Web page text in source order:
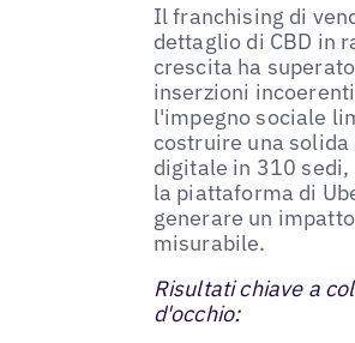
Il franchising di
dettaglio di CBD in
crescita ha
inserzioni
l'impegno sociale
costruire una solida
digitale in 310 sedi,
la piattaforma di
generare un impatto
misurabile.
Risultati chiave a
d'occhio: